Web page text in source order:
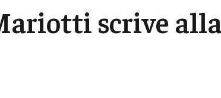
scrive alla